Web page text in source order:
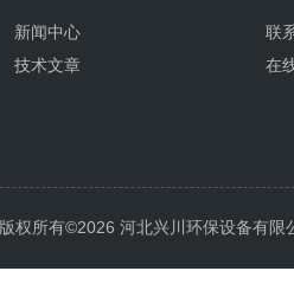
新闻中心
技术文章
联
在
版权所有©2026 河北兴川环保设备有